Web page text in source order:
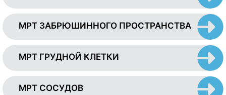
МРТ ЗАБРЮШИННОГО ПРОСТРАНСТВА
МРТ ГРУДНОЙ КЛЕТКИ
МРТ СОСУДОВ